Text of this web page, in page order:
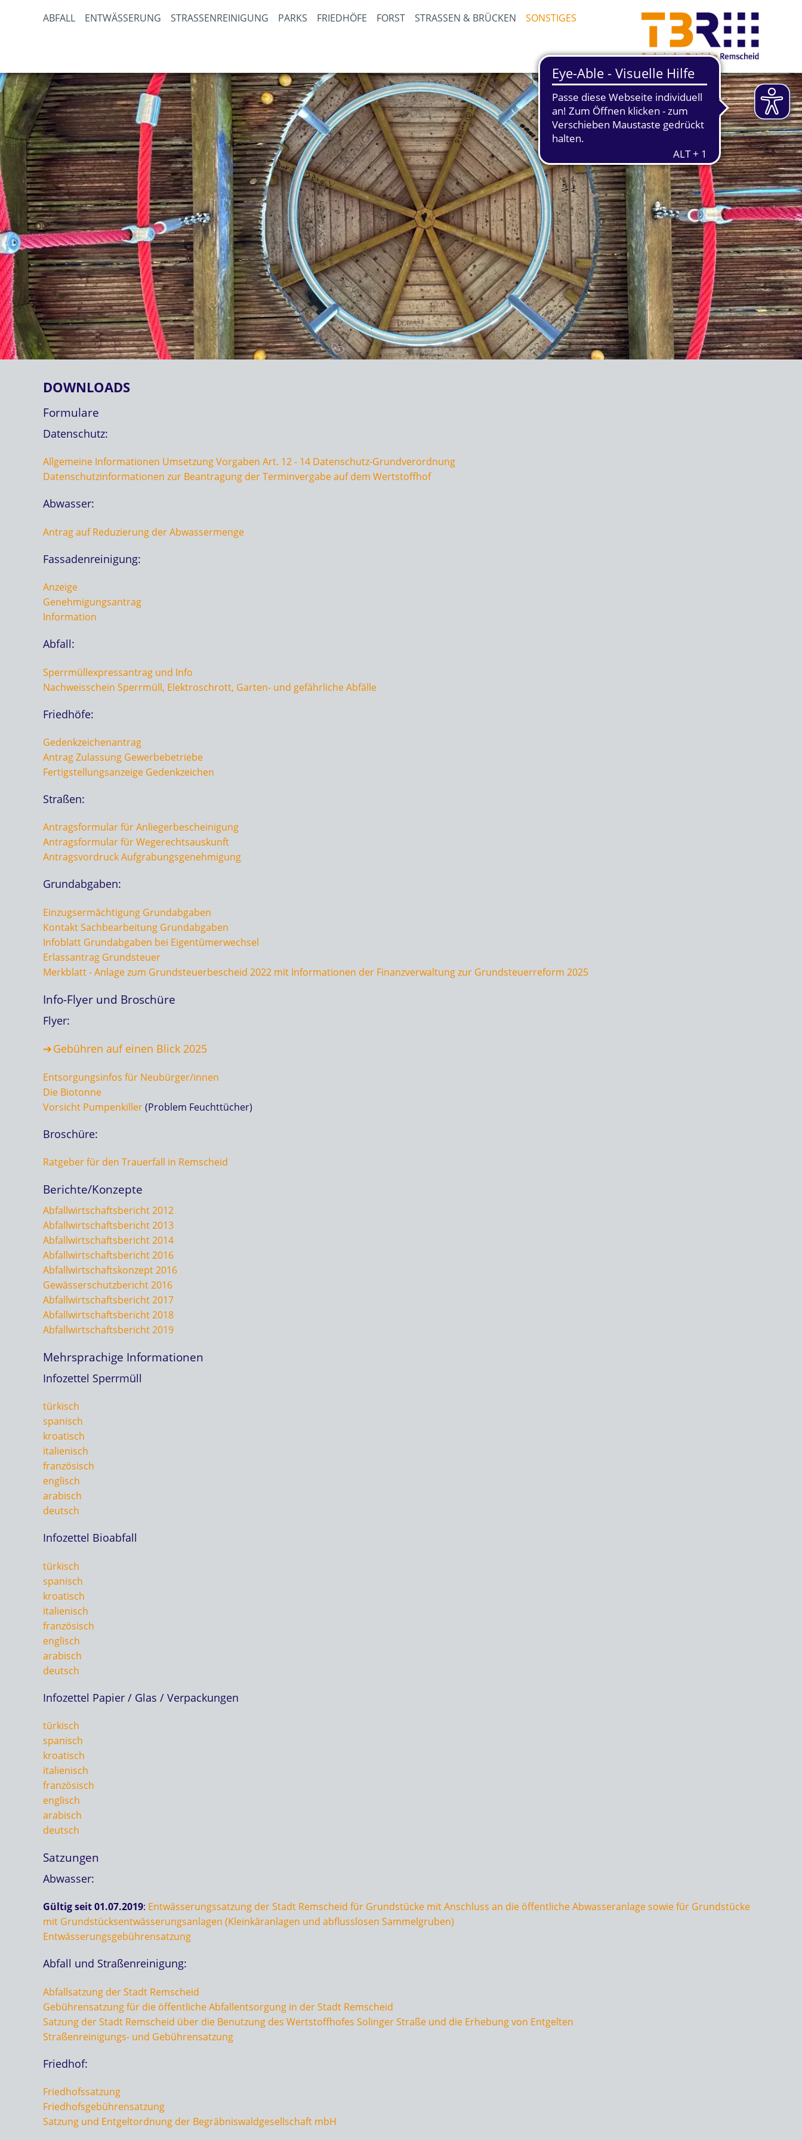
ABFALL ENTWÄSSERUNG STRASSENREINIGUNG PARKS FRIEDHÖFE FORST STRASSEN & BRÜCKEN SONSTIGES
DOWNLOADS
Formulare
Datenschutz:
Allgemeine Informationen Umsetzung Vorgaben Art. 12 - 14 Datenschutz-Grundverordnung
Datenschutzinformationen zur Beantragung der Terminvergabe auf dem Wertstoffhof
Abwasser:
Antrag auf Reduzierung der Abwassermenge
Fassadenreinigung:
Anzeige
Genehmigungsantrag
Information
Abfall:
Sperrmüllexpressantrag und Info
Nachweisschein Sperrmüll, Elektroschrott, Garten- und gefährliche Abfälle
Friedhöfe:
Gedenkzeichenantrag
Antrag Zulassung Gewerbebetriebe
Fertigstellungsanzeige Gedenkzeichen
Straßen:
Antragsformular für Anliegerbescheinigung
Antragsformular für Wegerechtsauskunft
Antragsvordruck Aufgrabungsgenehmigung
Grundabgaben:
Einzugsermächtigung Grundabgaben
Kontakt Sachbearbeitung Grundabgaben
Infoblatt Grundabgaben bei Eigentümerwechsel
Erlassantrag Grundsteuer
Merkblatt - Anlage zum Grundsteuerbescheid 2022 mit Informationen der Finanzverwaltung zur Grundsteuerreform 2025
Info-Flyer und Broschüre
Flyer:
Gebühren auf einen Blick 2025
Entsorgungsinfos für Neubürger/innen
Die Biotonne
Vorsicht Pumpenkiller(Problem Feuchttücher)
Broschüre:
Ratgeber für den Trauerfall in Remscheid
Berichte/Konzepte
Abfallwirtschaftsbericht 2012
Abfallwirtschaftsbericht 2013
Abfallwirtschaftsbericht 2014
Abfallwirtschaftsbericht 2016
Abfallwirtschaftskonzept 2016
Gewässerschutzbericht 2016
Abfallwirtschaftsbericht 2017
Abfallwirtschaftsbericht 2018
Abfallwirtschaftsbericht 2019
Mehrsprachige Informationen
Infozettel Sperrmüll
türkisch
spanisch
kroatisch
italienisch
französisch
englisch
arabisch
deutsch
Infozettel Bioabfall
türkisch
spanisch
kroatisch
italienisch
französisch
englisch
arabisch
deutsch
Infozettel Papier / Glas / Verpackungen
türkisch
spanisch
kroatisch
italienisch
französisch
englisch
arabisch
deutsch
Satzungen
Abwasser:
Gültig seit 01.07.2019: Entwässerungssatzung der Stadt Remscheid für Grundstücke mit Anschluss an die öffentliche Abwasseranlage sowie für Grundstücke
mit Grundstücksentwässerungsanlagen (Kleinkäranlagen und abflusslosen Sammelgruben)
Entwässerungsgebührensatzung
Abfall und Straßenreinigung:
Abfallsatzung der Stadt Remscheid
Gebührensatzung für die öffentliche Abfallentsorgung in der Stadt Remscheid
Satzung der Stadt Remscheid über die Benutzung des Wertstoffhofes Solinger Straße und die Erhebung von Entgelten
Straßenreinigungs- und Gebührensatzung
Friedhof:
Friedhofssatzung
Friedhofsgebührensatzung
Satzung und Entgeltordnung der Begräbniswaldgesellschaft mbH